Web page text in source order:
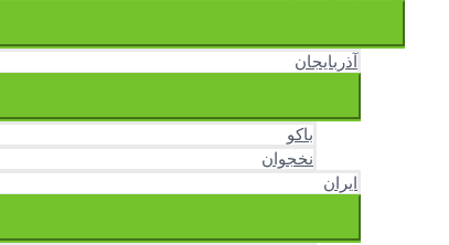
آذربایجان
باکو
نخجوان
ایران